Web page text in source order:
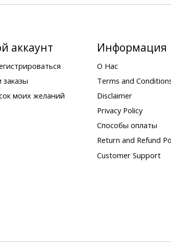
аккаунт
моих желаний
Информация
О Нас
Terms and
Disclaimer
Privacy Policy
Способы оплаты
Return and Refund
Customer Support